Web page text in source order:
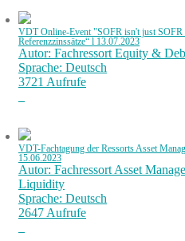
VDT Online-Event "SOFR isn't just
Referenzzinssätze“ l 13.07.2023
Autor: Fachressort Equity &
Sprache: Deutsch
3721 Aufrufe
VDT-Fachtagung der Ressorts Asset
15.06.2023
Autor: Fachressort Asset
Liquidity
Sprache: Deutsch
2647 Aufrufe